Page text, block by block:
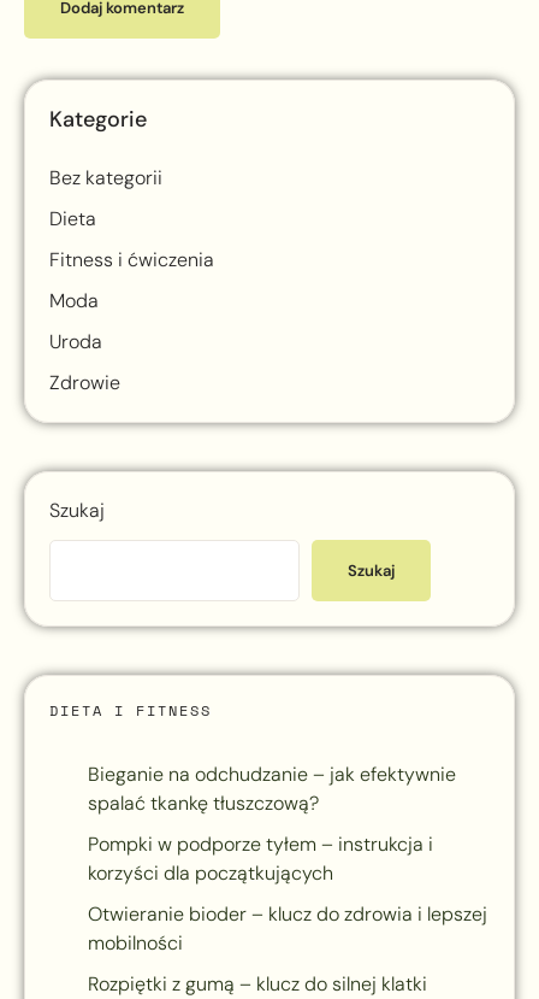
Kategorie
Bez kategorii
Dieta
Fitness i ćwiczenia
Moda
Uroda
Zdrowie
Szukaj
Szukaj
DIETA I FITNESS
Bieganie na odchudzanie – jak efektywnie
spalać tkankę tłuszczową?
Pompki w podporze tyłem – instrukcja i
korzyści dla początkujących
Otwieranie bioder – klucz do zdrowia i lepszej
mobilności
Rozpiętki z gumą – klucz do silnej klatki